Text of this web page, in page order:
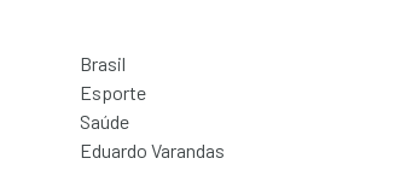
Brasil
Esporte
Saúde
Eduardo Varandas